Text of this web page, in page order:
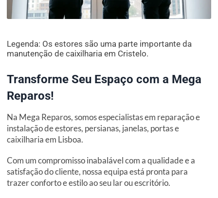
Legenda: Os estores são uma parte importante da
manutenção de caixilharia em Cristelo.
Transforme Seu Espaço com a Mega
Reparos!
Na Mega Reparos, somos especialistas em reparação e
instalação de estores, persianas, janelas, portas e
caixilharia em Lisboa.
Com um compromisso inabalável com a qualidade e a
satisfação do cliente, nossa equipa está pronta para
trazer conforto e estilo ao seu lar ou escritório.